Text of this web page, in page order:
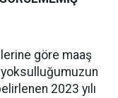
göre maaş
2023 yılı